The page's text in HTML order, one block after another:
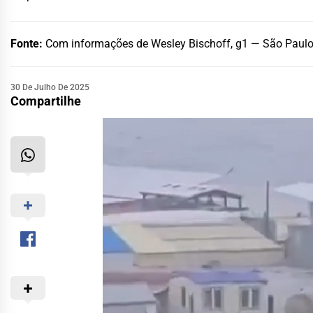
Fonte: Com informações de Wesley Bischoff, g1 — São Paulo
30 De Julho De 2025
Compartilhe